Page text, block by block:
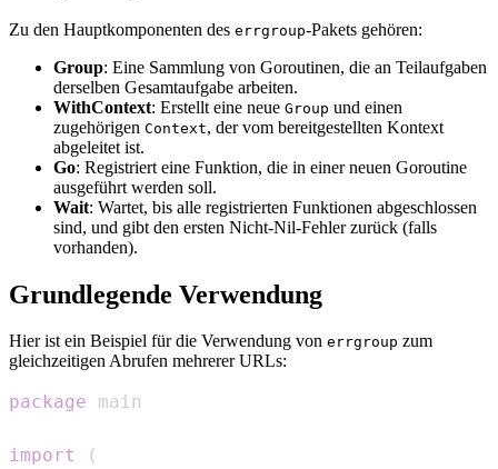
Zu den Hauptkomponenten des errgroup-Pakets gehören:
Group: Eine Sammlung von Goroutinen, die an Teilaufgaben
derselben Gesamtaufgabe arbeiten.
WithContext: Erstellt eine neue Group und einen
zugehörigen Context, der vom bereitgestellten Kontext
abgeleitet ist.
Go: Registriert eine Funktion, die in einer neuen Goroutine
ausgeführt werden soll.
Wait: Wartet, bis alle registrierten Funktionen abgeschlossen
sind, und gibt den ersten Nicht-Nil-Fehler zurück (falls
vorhanden).
Grundlegende Verwendung
Hier ist ein Beispiel für die Verwendung von errgroup zum
gleichzeitigen Abrufen mehrerer URLs:
package
import
(